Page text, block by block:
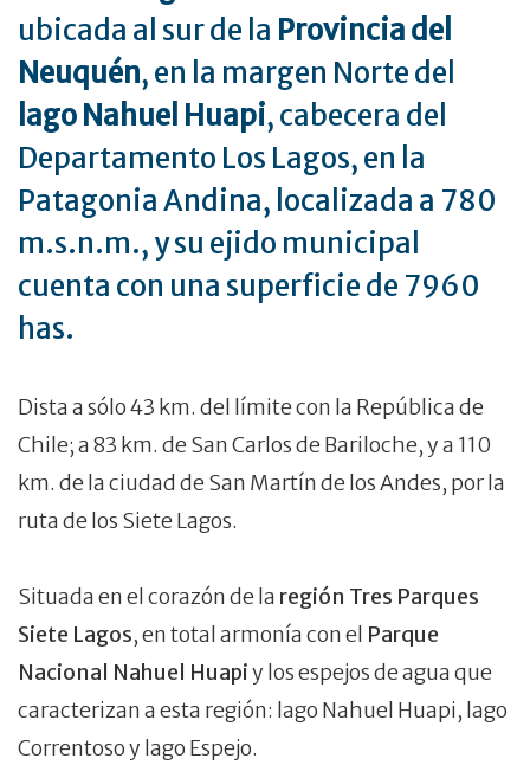
ubicada al sur de la Provincia del
Neuquén, en la margen Norte del
lago Nahuel Huapi, cabecera del
Departamento Los Lagos, en la
Patagonia Andina, localizada a 780
m.s.n.m., y su ejido municipal
cuenta con una superficie de 7960
has.
Dista a sólo 43 km. del límite con la República de
Chile; a 83 km. de San Carlos de Bariloche, y a 110
km. de la ciudad de San Martín de los Andes, por la
ruta de los Siete Lagos.
Situada en el corazón de la región Tres Parques
Siete Lagos, en total armonía con el Parque
Nacional Nahuel Huapiy los espejos de agua que
caracterizan a esta región: lago Nahuel Huapi, lago
Correntoso y lago Espejo.